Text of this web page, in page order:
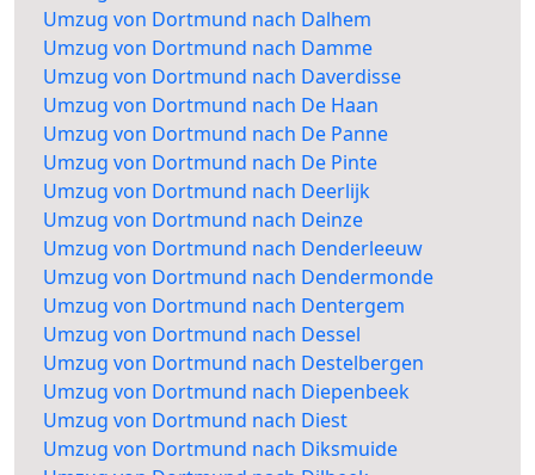
Umzug von Dortmund nach Dalhem
Umzug von Dortmund nach Damme
Umzug von Dortmund nach Daverdisse
Umzug von Dortmund nach De Haan
Umzug von Dortmund nach De Panne
Umzug von Dortmund nach De Pinte
Umzug von Dortmund nach Deerlijk
Umzug von Dortmund nach Deinze
Umzug von Dortmund nach Denderleeuw
Umzug von Dortmund nach Dendermonde
Umzug von Dortmund nach Dentergem
Umzug von Dortmund nach Dessel
Umzug von Dortmund nach Destelbergen
Umzug von Dortmund nach Diepenbeek
Umzug von Dortmund nach Diest
Umzug von Dortmund nach Diksmuide